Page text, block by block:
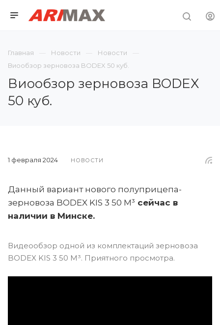
Главная Новости
Новости
Виообзор зерновоза BODEX 50 куб.
Виообзор зерновоза BODEX
50 куб.
1 февраля 2024 НОВОСТИ
Данный вариант нового полуприцепа-
зерновоза BODEX KIS 3 50 М³ сейчас в
наличии в Минске.
Видеообзор одной из комплектаций зерновоза
BODEX KIS 3 50 М³. Приятного просмотра.